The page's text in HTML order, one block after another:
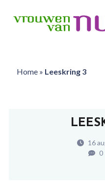
Home» Leeskring 3
16
0